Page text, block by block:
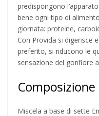
predispongono
bene ogni tipo di
giornata: proteine,
Con Provida si digerisce
preferito, si riducono le
sensazione del gonfiore
Composizione
Miscela a base di sette